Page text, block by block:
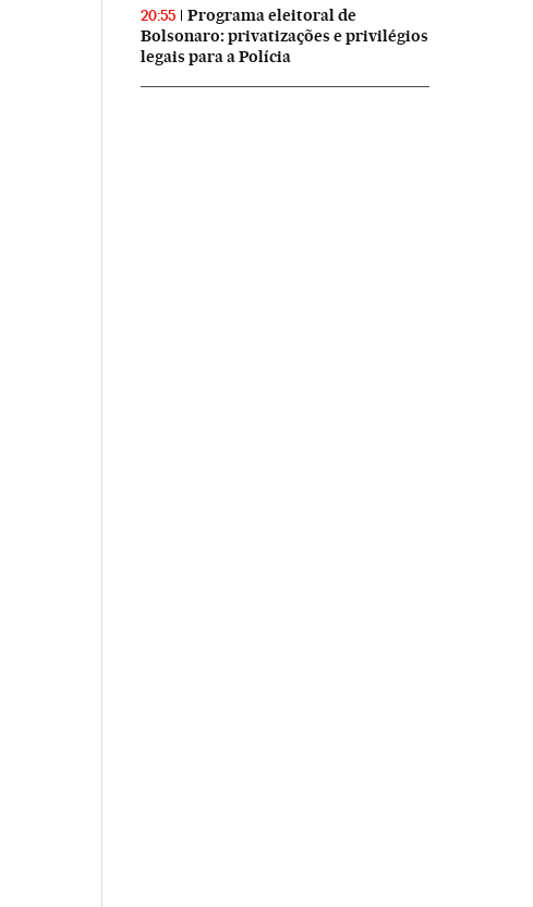
20:55
Programa eleitoral de
Bolsonaro: privatizações e privilégios
legais para a Polícia